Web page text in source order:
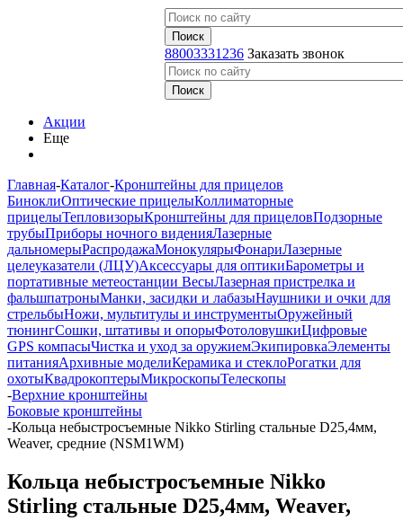
88003331236 Заказать звонок
Акции
Еще
Главная-Каталог-Кронштейны для прицелов
БиноклиОптические прицелыКоллиматорные
прицелыТепловизорыКронштейны для прицеловПодзорные
трубыПриборы ночного виденияЛазерные
дальномерыРаспродажаМонокулярыФонариЛазерные
целеуказатели (ЛЦУ)Аксессуары для оптикиБарометры и
портативные метеостанции ВесыЛазерная пристрелка и
фальшпатроныМанки, засидки и лабазыНаушники и очки для
стрельбыНожи, мультитулы и инструментыОружейный
тюнингСошки, штативы и опорыФотоловушкиЦифровые
GPS компасыЧистка и уход за оружиемЭкипировкаЭлементы
питанияАрхивные моделиКерамика и стеклоРогатки для
охотыКвадрокоптерыМикроскопыТелескопы
-Верхние кронштейны
Боковые кронштейны
-Кольца небыстросъемные Nikko Stirling стальные D25,4мм,
Weaver, средние (NSM1WM)
Кольца небыстросъемные Nikko
Stirling стальные D25,4мм, Weaver,